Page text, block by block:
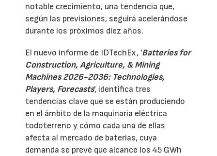
notable crecimiento, una tendencia que,
según las previsiones, seguirá acelerándose
durante los próximos diez años.
El nuevo informe de IDTechEx, 'Batteries for
Construction, Agriculture, & Mining
Machines 2026-2036: Technologies,
Players, Forecasts', identifica tres
tendencias clave que se están produciendo
en el ámbito de la maquinaria eléctrica
todoterreno y cómo cada una de ellas
afecta al mercado de baterías, cuya
demanda se prevé que alcance los 45 GWh